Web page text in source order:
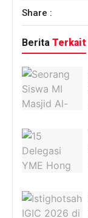
Share :
Berita Terkait